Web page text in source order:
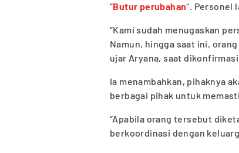
“Butur perubahan“. Personel
“Kami sudah menugaskan
Namun, hingga saat ini,
ujar Aryana, saat
Ia menambahkan, pihaknya
berbagai pihak untuk
“Apabila orang tersebut
berkoordinasi dengan